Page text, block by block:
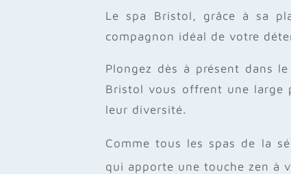
Le spa Bristol, grâce à sa
compagnon idéal de votre
Plongez dès à présent dans
Bristol vous offrent une large
leur diversité.
Comme tous les spas de la
qui apporte une touche zen à